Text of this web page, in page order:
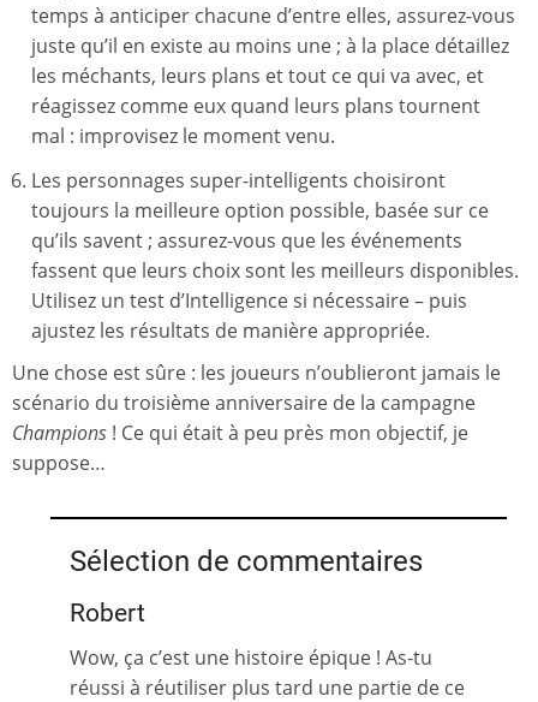
temps à anticiper chacune d’entre elles, assurez-vous
juste qu’il en existe au moins une ; à la place détaillez
les méchants, leurs plans et tout ce qui va avec, et
réagissez comme eux quand leurs plans tournent
mal : improvisez le moment venu.
Les personnages super-intelligents choisiront
toujours la meilleure option possible, basée sur ce
qu’ils savent ; assurez-vous que les événements
fassent que leurs choix sont les meilleurs disponibles.
Utilisez un test d’Intelligence si nécessaire – puis
ajustez les résultats de manière appropriée.
Une chose est sûre : les joueurs n’oublieront jamais le
scénario du troisième anniversaire de la campagne
Champions ! Ce qui était à peu près mon objectif, je
suppose…
Sélection de commentaires
Robert
Wow, ça c’est une histoire épique ! As-tu
réussi à réutiliser plus tard une partie de ce